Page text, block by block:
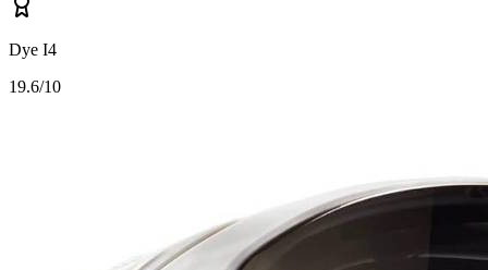
Dye I4
19.6/10